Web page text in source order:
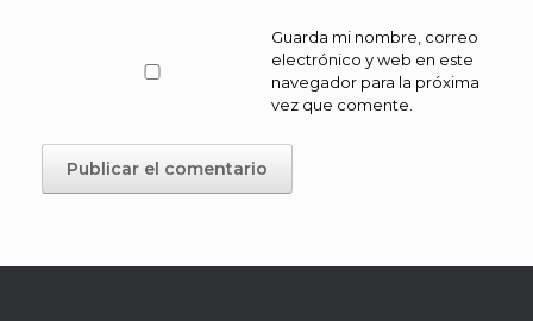
Guarda mi nombre, correo
electrónico y web en este
navegador para la próxima
vez que comente.